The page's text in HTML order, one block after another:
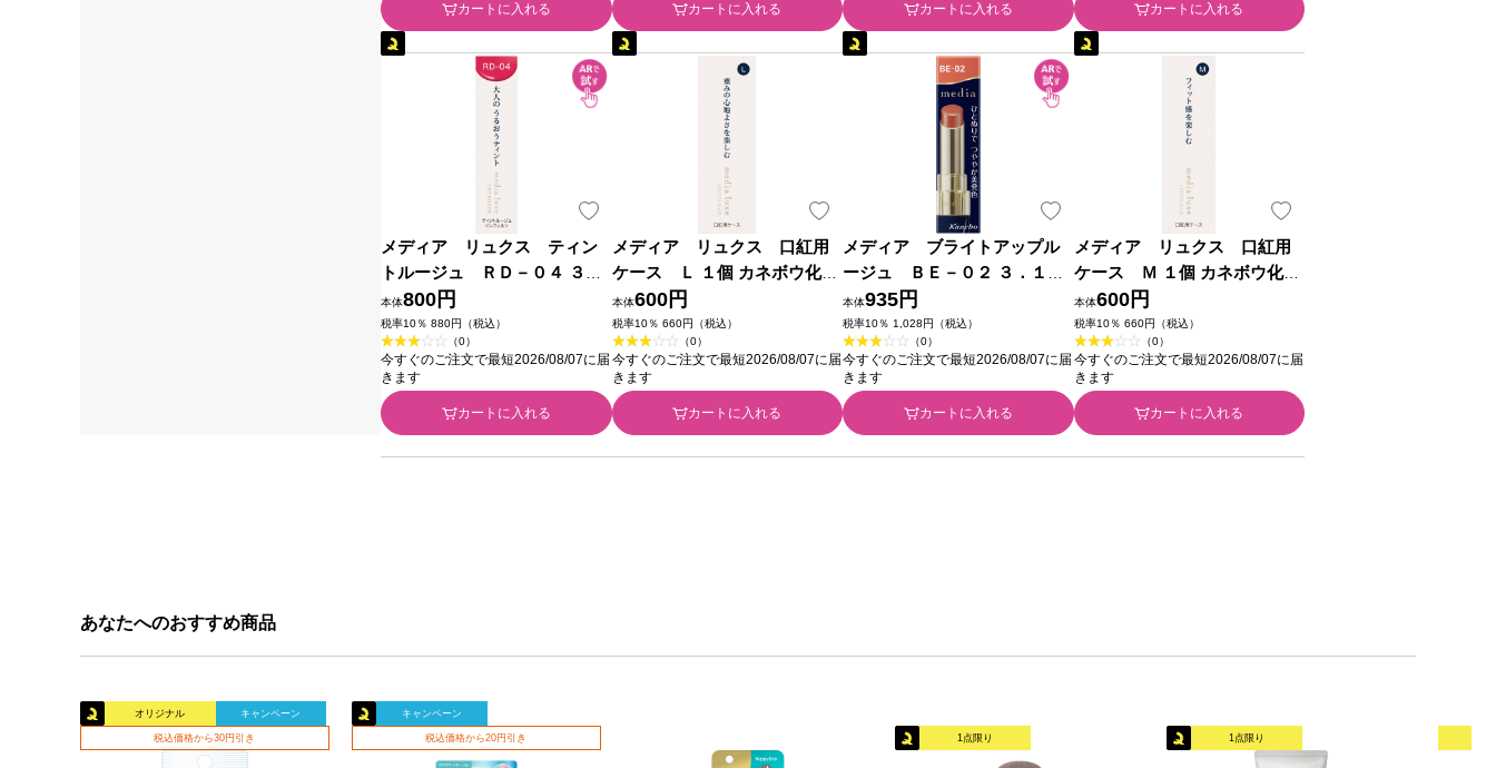
カートに入れる カートに入れる カートに入れる カートに入れる
メディア リュクス ティン
トルージュ ＲＤ－０４ ３．
１ｇ カネボウ化粧品
本体800円
税率10％ 880円（税込）
（0）
今すぐのご注文で最短2026/08/07に届
きます
カートに入れる
メディア リュクス 口紅用
ケース Ｌ １個 カネボウ化粧
品
本体600円
税率10％ 660円（税込）
（0）
今すぐのご注文で最短2026/08/07に届
きます
カートに入れる
メディア ブライトアップル
ージュ ＢＥ－０２ ３．１ｇ
カネボウ化粧品
本体935円
税率10％ 1,028円（税込）
（0）
今すぐのご注文で最短2026/08/07に届
きます
カートに入れる
メディア リュクス 口紅用
ケース Ｍ １個 カネボウ化粧
品
本体600円
税率10％ 660円（税込）
（0）
今すぐのご注文で最短2026/08/07に届
きます
カートに入れる
あなたへのおすすめ商品
オリジナル キャンペーン
税込価格から30円引き
キャンペーン
税込価格から20円引き 1点限り 1点限り